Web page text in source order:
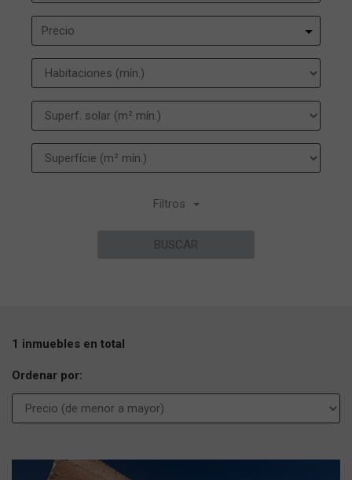
Precio
Filtros
BUSCAR
1 inmuebles en total
Ordenar por:
Previous